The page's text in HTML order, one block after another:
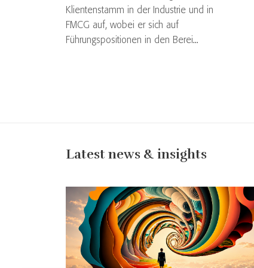
Klientenstamm in der Industrie und in
FMCG auf, wobei er sich auf
Führungspositionen in den Berei...
Latest news & insights